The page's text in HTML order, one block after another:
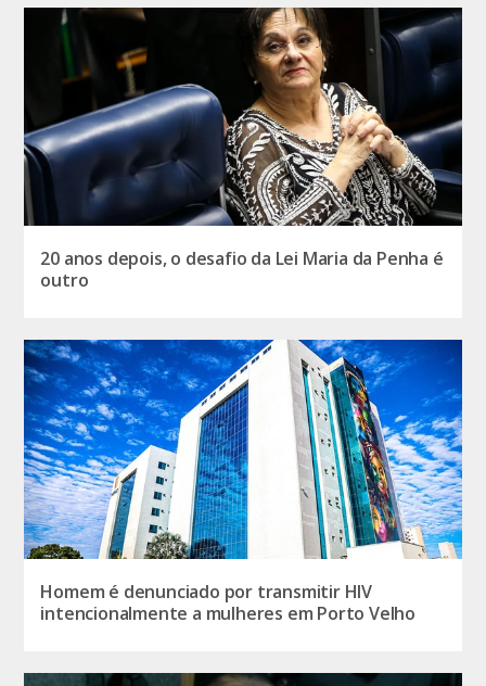
20 anos depois, o desafio da Lei Maria da Penha é
outro
Homem é denunciado por transmitir HIV
intencionalmente a mulheres em Porto Velho